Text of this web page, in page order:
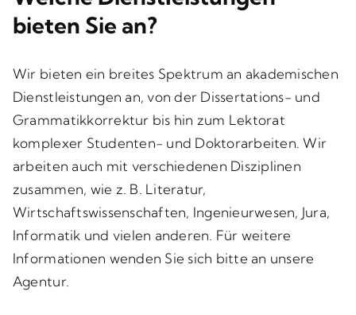
bieten Sie an?
Wir bieten ein breites Spektrum an akademischen
Dienstleistungen an, von der Dissertations- und
Grammatikkorrektur bis hin zum Lektorat
komplexer Studenten- und Doktorarbeiten. Wir
arbeiten auch mit verschiedenen Disziplinen
zusammen, wie z. B. Literatur,
Wirtschaftswissenschaften, Ingenieurwesen, Jura,
Informatik und vielen anderen. Für weitere
Informationen wenden Sie sich bitte an unsere
Agentur.